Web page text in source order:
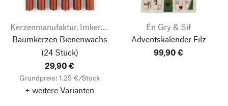
Kerzenmanufaktur, Imkerei & Gänserei Stephan Becker
Baumkerzen Bienenwachs
(24 Stück)
29,90 €
Grundpreis: 1,25 €/Stück
+ weitere Varianten
Én Gry & Sif
Adventskalender Filz
99,90 €